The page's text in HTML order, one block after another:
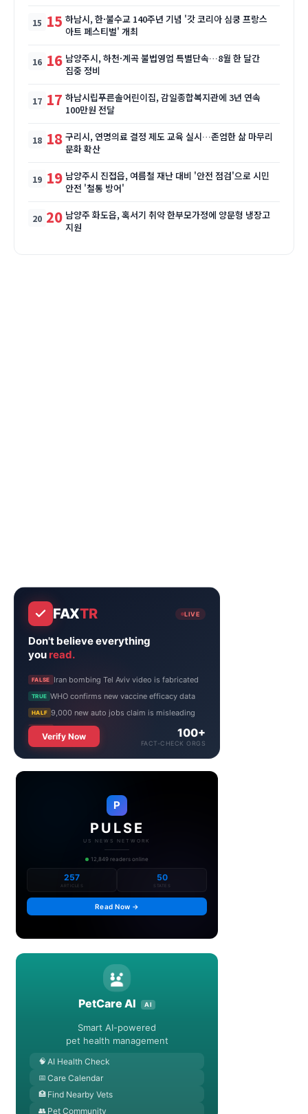
15 하남시, 한·불수교 140주년 기념 '갓 코리아 심쿵 프랑스
아트 페스티벌' 개최
16 남양주시, 하천·계곡 불법영업 특별단속…8월 한 달간
집중 정비
17 하남시립푸른솔어린이집, 감일종합복지관에 3년 연속
100만원 전달
18 구리시, 연명의료 결정 제도 교육 실시…존엄한 삶 마무리
문화 확산
19 남양주시 진접읍, 여름철 재난 대비 '안전 점검'으로 시민
안전 '철통 방어'
20 남양주 화도읍, 혹서기 취약 한부모가정에 양문형 냉장고
지원